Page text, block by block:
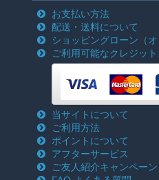
お支払い方法
配送・送料について
ショッピングローン （
ご利用可能なクレジッ
当サイトについて
ご利用方法
ポイントについて
アフターサービス
ご友人紹介キャンペーン